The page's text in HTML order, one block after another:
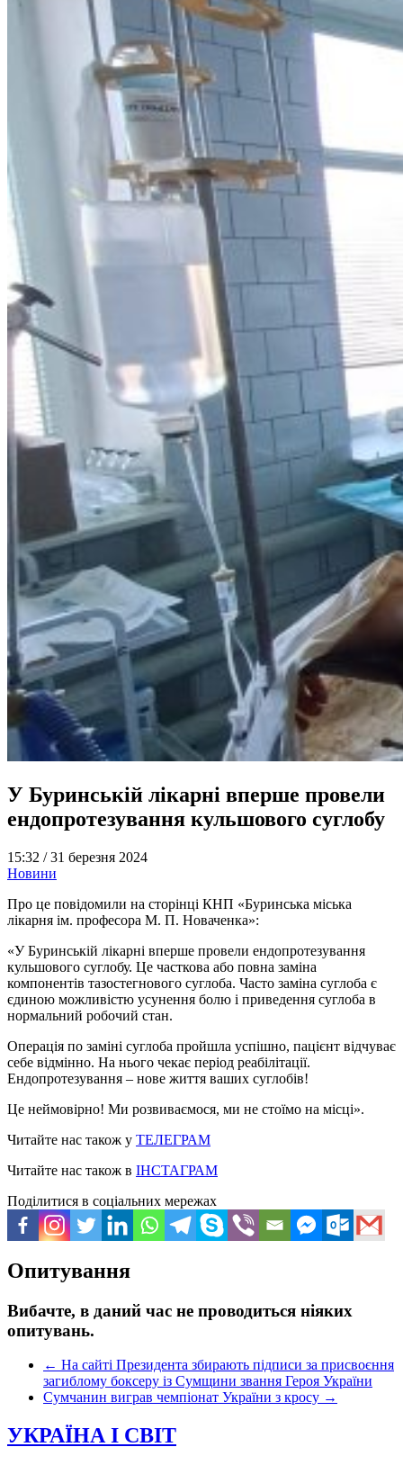
У Буринській лікарні вперше провели
ендопротезування кульшового суглобу
15:32 /31 березня 2024
Новини
Про це повідомили на сторінці КНП «Буринська міська
лікарня ім. професора М. П. Новаченка»:
«У Буринській лікарні вперше провели ендопротезування
кульшового суглобу. Це часткова або повна заміна
компонентів тазостегнового суглоба. Часто заміна суглоба є
єдиною можливістю усунення болю і приведення суглоба в
нормальний робочий стан.
Операція по заміні суглоба пройшла успішно, пацієнт відчуває
себе відмінно. На нього чекає період реабілітації.
Ендопротезування – нове життя ваших суглобів!
Це неймовірно! Ми розвиваємося, ми не стоїмо на місці».
Читайте нас також у ТЕЛЕГРАМ
Читайте нас також в ІНСТАГРАМ
Поділитися в соціальних мережах
Опитування
Вибачте, в даний час не проводиться ніяких
опитувань.
← На сайті Президента збирають підписи за присвоєння
загиблому боксеру із Сумщини звання Героя України
Сумчанин виграв чемпіонат України з кросу →
УКРАЇНА І СВІТ